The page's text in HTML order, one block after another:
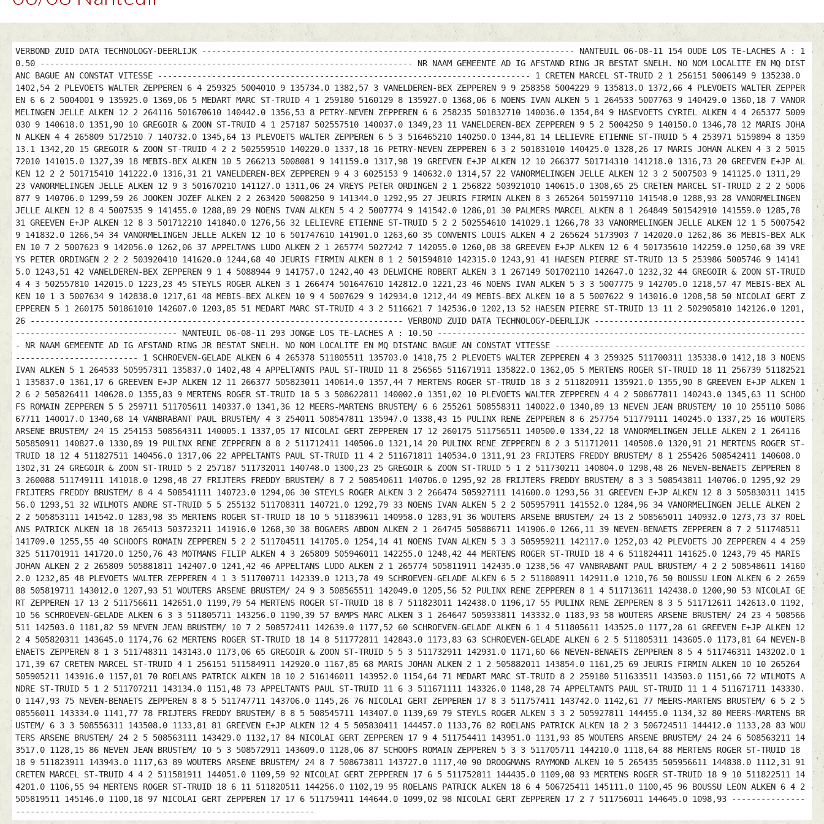
VERBOND ZUID DATA TECHNOLOGY-DEERLIJK ---------------------------------------------------------------------------- NANTEUIL 06-08-11 154 OUDE LOS TE-LACHES A : 10.50 ---------------------------------------------------------------------------- NR NAAM GEMEENTE AD IG AFSTAND RING JR BESTAT SNELH. NO NOM LOCALITE EN MQ DISTANC BAGUE AN CONSTAT VITESSE ---------------------------------------------------------------------------- 1 CRETEN MARCEL ST-TRUID 2 1 256151 5006149 9 135238.0 1402,54 2 PLEVOETS WALTER ZEPPEREN 6 4 259325 5004010 9 135734.0 1382,57 3 VANELDEREN-BEX ZEPPEREN 9 9 258358 5004229 9 135813.0 1372,66 4 PLEVOETS WALTER ZEPPEREN 6 6 2 5004001 9 135925.0 1369,06 5 MEDART MARC ST-TRUID 4 1 259180 5160129 8 135927.0 1368,06 6 NOENS IVAN ALKEN 5 1 264533 5007763 9 140429.0 1360,18 7 VANORMELINGEN JELLE ALKEN 12 2 264116 501670610 140442.0 1356,53 8 PETRY-NEVEN ZEPPEREN 6 6 258235 501832710 140036.0 1354,84 9 HASEVOETS CYRIEL ALKEN 4 4 265377 5009030 9 140618.0 1351,90 10 GREGOIR & ZOON ST-TRUID 4 1 257187 502557510 140037.0 1349,23 11 VANELDEREN-BEX ZEPPEREN 9 5 2 5004250 9 140150.0 1346,78 12 MARIS JOHAN ALKEN 4 4 265809 5172510 7 140732.0 1345,64 13 PLEVOETS WALTER ZEPPEREN 6 5 3 516465210 140250.0 1344,81 14 LELIEVRE ETIENNE ST-TRUID 5 4 253971 5159894 8 135913.1 1342,20 15 GREGOIR & ZOON ST-TRUID 4 2 2 502559510 140220.0 1337,18 16 PETRY-NEVEN ZEPPEREN 6 3 2 501831010 140425.0 1328,26 17 MARIS JOHAN ALKEN 4 3 2 501572010 141015.0 1327,39 18 MEBIS-BEX ALKEN 10 5 266213 5008081 9 141159.0 1317,98 19 GREEVEN E+JP ALKEN 12 10 266377 501714310 141218.0 1316,73 20 GREEVEN E+JP ALKEN 12 2 2 501715410 141222.0 1316,31 21 VANELDEREN-BEX ZEPPEREN 9 4 3 6025153 9 140632.0 1314,57 22 VANORMELINGEN JELLE ALKEN 12 3 2 5007503 9 141125.0 1311,29 23 VANORMELINGEN JELLE ALKEN 12 9 3 501670210 141127.0 1311,06 24 VREYS PETER ORDINGEN 2 1 256822 503921010 140615.0 1308,65 25 CRETEN MARCEL ST-TRUID 2 2 2 5006877 9 140706.0 1299,59 26 JOOKEN JOZEF ALKEN 2 2 263420 5008250 9 141344.0 1292,95 27 JEURIS FIRMIN ALKEN 8 3 265264 501597110 141548.0 1288,93 28 VANORMELINGEN JELLE ALKEN 12 8 4 5007535 9 141455.0 1288,89 29 NOENS IVAN ALKEN 5 4 2 5007774 9 141542.0 1286,01 30 PALMERS MARCEL ALKEN 8 1 264849 501542910 141559.0 1285,78 31 GREEVEN E+JP ALKEN 12 8 3 501712210 141840.0 1276,56 32 LELIEVRE ETIENNE ST-TRUID 5 2 2 502554610 141029.1 1266,78 33 VANORMELINGEN JELLE ALKEN 12 1 5 5007542 9 141832.0 1266,54 34 VANORMELINGEN JELLE ALKEN 12 10 6 501747610 141901.0 1263,60 35 CONVENTS LOUIS ALKEN 4 2 265624 5173903 7 142020.0 1262,86 36 MEBIS-BEX ALKEN 10 7 2 5007623 9 142056.0 1262,06 37 APPELTANS LUDO ALKEN 2 1 265774 5027242 7 142055.0 1260,08 38 GREEVEN E+JP ALKEN 12 6 4 501735610 142259.0 1250,68 39 VREYS PETER ORDINGEN 2 2 2 503920410 141620.0 1244,68 40 JEURIS FIRMIN ALKEN 8 1 2 501594810 142315.0 1243,91 41 HAESEN PIERRE ST-TRUID 13 5 253986 5005746 9 141415.0 1243,51 42 VANELDEREN-BEX ZEPPEREN 9 1 4 5088944 9 141757.0 1242,40 43 DELWICHE ROBERT ALKEN 3 1 267149 501702110 142647.0 1232,32 44 GREGOIR & ZOON ST-TRUID 4 4 3 502557810 142015.0 1223,23 45 STEYLS ROGER ALKEN 3 1 266474 501647610 142812.0 1221,23 46 NOENS IVAN ALKEN 5 3 3 5007775 9 142705.0 1218,57 47 MEBIS-BEX ALKEN 10 1 3 5007634 9 142838.0 1217,61 48 MEBIS-BEX ALKEN 10 9 4 5007629 9 142934.0 1212,44 49 MEBIS-BEX ALKEN 10 8 5 5007622 9 143016.0 1208,58 50 NICOLAI GERT ZEPPEREN 5 1 260175 501861010 142607.0 1203,85 51 MEDART MARC ST-TRUID 4 3 2 5116621 7 142536.0 1202,13 52 HAESEN PIERRE ST-TRUID 13 11 2 502905810 142126.0 1201,26 ---------------------------------------------------------------------------- VERBOND ZUID DATA TECHNOLOGY-DEERLIJK ---------------------------------------------------------------------------- NANTEUIL 06-08-11 293 JONGE LOS TE-LACHES A : 10.50 ---------------------------------------------------------------------------- NR NAAM GEMEENTE AD IG AFSTAND RING JR BESTAT SNELH. NO NOM LOCALITE EN MQ DISTANC BAGUE AN CONSTAT VITESSE ---------------------------------------------------------------------------- 1 SCHROEVEN-GELADE ALKEN 6 4 265378 511805511 135703.0 1418,75 2 PLEVOETS WALTER ZEPPEREN 4 3 259325 511700311 135338.0 1412,18 3 NOENS IVAN ALKEN 5 1 264533 505957311 135837.0 1402,48 4 APPELTANTS PAUL ST-TRUID 11 8 256565 511671911 135822.0 1362,05 5 MERTENS ROGER ST-TRUID 18 11 256739 511825211 135837.0 1361,17 6 GREEVEN E+JP ALKEN 12 11 266377 505823011 140614.0 1357,44 7 MERTENS ROGER ST-TRUID 18 3 2 511820911 135921.0 1355,90 8 GREEVEN E+JP ALKEN 12 6 2 505826411 140628.0 1355,83 9 MERTENS ROGER ST-TRUID 18 5 3 508622811 140002.0 1351,02 10 PLEVOETS WALTER ZEPPEREN 4 4 2 508677811 140243.0 1345,63 11 SCHOOFS ROMAIN ZEPPEREN 5 5 259711 511705611 140337.0 1341,36 12 MEERS-MARTENS BRUSTEM/ 6 6 255261 508558311 140022.0 1340,89 13 NEVEN JEAN BRUSTEM/ 10 10 255110 508667711 140017.0 1340,68 14 VANBRABANT PAUL BRUSTEM/ 4 3 254011 508547811 135947.0 1338,43 15 PULINX RENE ZEPPEREN 8 6 257754 511779111 140245.0 1337,25 16 WOUTERS ARSENE BRUSTEM/ 24 15 254153 508564311 140005.1 1337,05 17 NICOLAI GERT ZEPPEREN 17 12 260175 511756511 140500.0 1334,22 18 VANORMELINGEN JELLE ALKEN 2 1 264116 505850911 140827.0 1330,89 19 PULINX RENE ZEPPEREN 8 8 2 511712411 140506.0 1321,14 20 PULINX RENE ZEPPEREN 8 2 3 511712011 140508.0 1320,91 21 MERTENS ROGER ST-TRUID 18 12 4 511827511 140456.0 1317,06 22 APPELTANTS PAUL ST-TRUID 11 4 2 511671811 140534.0 1311,91 23 FRIJTERS FREDDY BRUSTEM/ 8 1 255426 508542411 140608.0 1302,31 24 GREGOIR & ZOON ST-TRUID 5 2 257187 511732011 140748.0 1300,23 25 GREGOIR & ZOON ST-TRUID 5 1 2 511730211 140804.0 1298,48 26 NEVEN-BENAETS ZEPPEREN 8 3 260088 511749111 141018.0 1298,48 27 FRIJTERS FREDDY BRUSTEM/ 8 7 2 508540611 140706.0 1295,92 28 FRIJTERS FREDDY BRUSTEM/ 8 3 3 508543811 140706.0 1295,92 29 FRIJTERS FREDDY BRUSTEM/ 8 4 4 508541111 140723.0 1294,06 30 STEYLS ROGER ALKEN 3 2 266474 505927111 141600.0 1293,56 31 GREEVEN E+JP ALKEN 12 8 3 505830311 141556.0 1293,51 32 WILMOTS ANDRE ST-TRUID 5 5 255132 511708311 140721.0 1292,79 33 NOENS IVAN ALKEN 5 2 2 505957911 141552.0 1284,96 34 VANORMELINGEN JELLE ALKEN 2 2 2 505853111 141542.0 1283,98 35 MERTENS ROGER ST-TRUID 18 10 5 511839611 140958.0 1283,91 36 WOUTERS ARSENE BRUSTEM/ 24 13 2 508565011 140932.0 1273,73 37 ROELANS PATRICK ALKEN 18 18 265413 503723211 141916.0 1268,30 38 BOGAERS ABDON ALKEN 2 1 264745 505886711 141906.0 1266,11 39 NEVEN-BENAETS ZEPPEREN 8 7 2 511748511 141709.0 1255,55 40 SCHOOFS ROMAIN ZEPPEREN 5 2 2 511704511 141705.0 1254,14 41 NOENS IVAN ALKEN 5 3 3 505959211 142117.0 1252,03 42 PLEVOETS JO ZEPPEREN 4 4 259325 511701911 141720.0 1250,76 43 MOTMANS FILIP ALKEN 4 3 265809 505946011 142255.0 1248,42 44 MERTENS ROGER ST-TRUID 18 4 6 511824411 141625.0 1243,79 45 MARIS JOHAN ALKEN 2 2 265809 505881811 142407.0 1241,42 46 APPELTANS LUDO ALKEN 2 1 265774 505811911 142435.0 1238,56 47 VANBRABANT PAUL BRUSTEM/ 4 2 2 508548611 141602.0 1232,85 48 PLEVOETS WALTER ZEPPEREN 4 1 3 511700711 142339.0 1213,78 49 SCHROEVEN-GELADE ALKEN 6 5 2 511808911 142911.0 1210,76 50 BOUSSU LEON ALKEN 6 2 265988 505819711 143012.0 1207,93 51 WOUTERS ARSENE BRUSTEM/ 24 9 3 508565511 142049.0 1205,56 52 PULINX RENE ZEPPEREN 8 1 4 511713611 142438.0 1200,90 53 NICOLAI GERT ZEPPEREN 17 13 2 511756611 142651.0 1199,79 54 MERTENS ROGER ST-TRUID 18 8 7 511823011 142438.0 1196,17 55 PULINX RENE ZEPPEREN 8 3 5 511712611 142613.0 1192,10 56 SCHROEVEN-GELADE ALKEN 6 3 3 511805711 143256.0 1190,39 57 BAMPS MARC ALKEN 3 1 264647 505933811 143332.0 1183,93 58 WOUTERS ARSENE BRUSTEM/ 24 23 4 508566511 142503.0 1181,82 59 NEVEN JEAN BRUSTEM/ 10 7 2 508572411 142639.0 1177,52 60 SCHROEVEN-GELADE ALKEN 6 1 4 511805611 143525.0 1177,28 61 GREEVEN E+JP ALKEN 12 2 4 505820311 143645.0 1174,76 62 MERTENS ROGER ST-TRUID 18 14 8 511772811 142843.0 1173,83 63 SCHROEVEN-GELADE ALKEN 6 2 5 511805311 143605.0